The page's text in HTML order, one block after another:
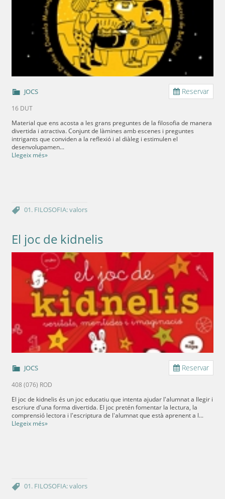
Reservar
JOCS
16 DUT
Material que ens acosta a les grans preguntes de la filosofia de manera
divertida i atractiva. Conjunt de làmines amb escenes i preguntes
intrigants que conviden a la reflexió i al diàleg i estimulen el
desenvolupamen...
Llegeix més»
01. FILOSOFIA: valors
El joc de kidnelis
Reservar
JOCS
408 (076) ROD
El joc de kidnelis és un joc educatiu que intenta ajudar l'alumnat a llegir i
escriure d'una forma divertida. El joc pretén fomentar la lectura, la
comprensió lectora i l'escriptura de l'alumnat que està aprenent a l...
Llegeix més»
01. FILOSOFIA: valors